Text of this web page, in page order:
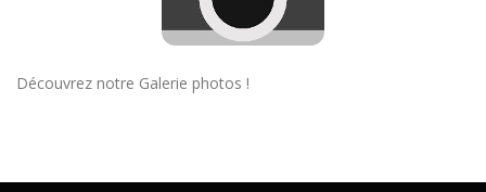
Découvrez notre Galerie photos !